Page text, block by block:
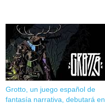
Grotto, un juego español de
fantasía narrativa, debutará en